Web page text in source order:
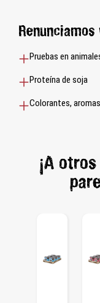
Pruebas en
Proteína de soja
Colorantes,
¡A